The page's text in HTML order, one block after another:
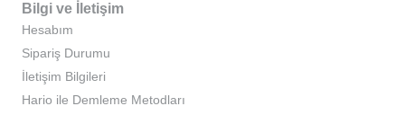
Bilgi ve İletişim
Hesabım
Sipariş Durumu
İletişim Bilgileri
Hario ile Demleme Metodları